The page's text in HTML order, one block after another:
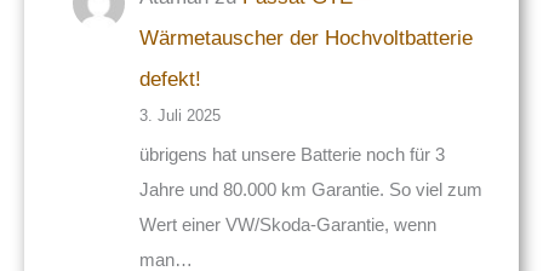
Wärmetauscher der Hochvoltbatterie
defekt!
3. Juli 2025
übrigens hat unsere Batterie noch für 3
Jahre und 80.000 km Garantie. So viel zum
Wert einer VW/Skoda-Garantie, wenn
man…